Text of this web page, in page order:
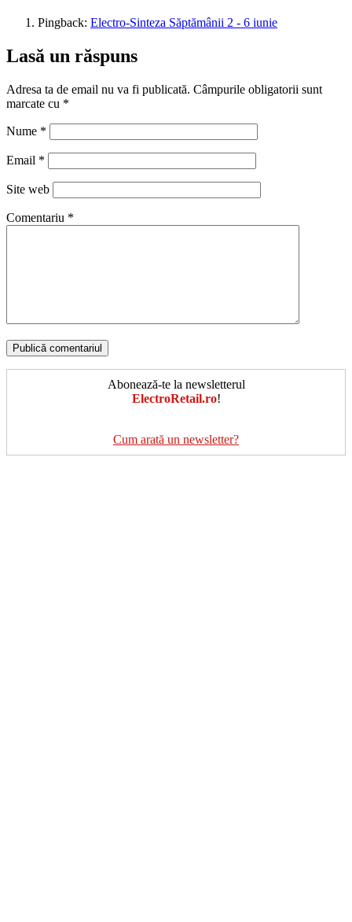
Pingback: Electro-Sinteza Săptămânii 2 - 6 iunie
Lasă un răspuns
Adresa ta de email nu va fi publicată. Câmpurile obligatorii sunt
marcate cu *
Nume *
Email *
Site web
Comentariu *
Abonează-te la newsletterul
ElectroRetail.ro!
Cum arată un newsletter?